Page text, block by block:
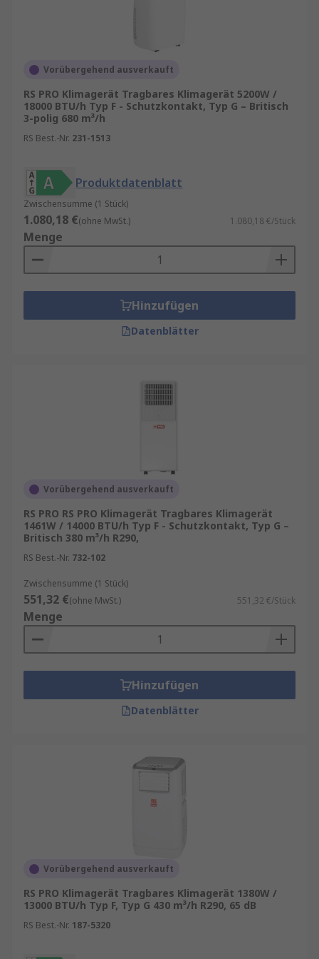
Vorübergehend ausverkauft
RS PRO Klimagerät Tragbares Klimagerät 5200W /
18000 BTU/h Typ F - Schutzkontakt, Typ G – Britisch
3-polig 680 m³/h
RS Best.-Nr. 231-1513
Produktdatenblatt
Zwischensumme (1 Stück)
1.080,18 €(ohne MwSt.) 1.080,18 €/Stück
Menge
Hinzufügen
Datenblätter
Vorübergehend ausverkauft
RS PRO RS PRO Klimagerät Tragbares Klimagerät
1461W / 14000 BTU/h Typ F - Schutzkontakt, Typ G –
Britisch 380 m³/h R290,
RS Best.-Nr. 732-102
Zwischensumme (1 Stück)
551,32 €(ohne MwSt.) 551,32 €/Stück
Menge
Hinzufügen
Datenblätter
Vorübergehend ausverkauft
RS PRO Klimagerät Tragbares Klimagerät 1380W /
13000 BTU/h Typ F, Typ G 430 m³/h R290, 65 dB
RS Best.-Nr. 187-5320